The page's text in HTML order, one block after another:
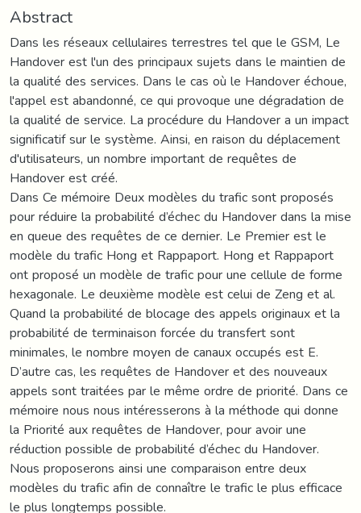
Abstract
Dans les réseaux cellulaires terrestres tel que le GSM, Le
Handover est l'un des principaux sujets dans le maintien de
la qualité des services. Dans le cas où le Handover échoue,
l'appel est abandonné, ce qui provoque une dégradation de
la qualité de service. La procédure du Handover a un impact
significatif sur le système. Ainsi, en raison du déplacement
d'utilisateurs, un nombre important de requêtes de
Handover est créé.
Dans Ce mémoire Deux modèles du trafic sont proposés
pour réduire la probabilité d’échec du Handover dans la mise
en queue des requêtes de ce dernier. Le Premier est le
modèle du trafic Hong et Rappaport. Hong et Rappaport
ont proposé un modèle de trafic pour une cellule de forme
hexagonale. Le deuxième modèle est celui de Zeng et al.
Quand la probabilité de blocage des appels originaux et la
probabilité de terminaison forcée du transfert sont
minimales, le nombre moyen de canaux occupés est E.
D’autre cas, les requêtes de Handover et des nouveaux
appels sont traitées par le même ordre de priorité. Dans ce
mémoire nous nous intéresserons à la méthode qui donne
la Priorité aux requêtes de Handover, pour avoir une
réduction possible de probabilité d’échec du Handover.
Nous proposerons ainsi une comparaison entre deux
modèles du trafic afin de connaître le trafic le plus efficace
le plus longtemps possible.